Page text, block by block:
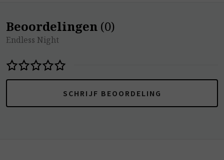
Beoordelingen (0)
Endless Night
SCHRIJF BEOORDELING